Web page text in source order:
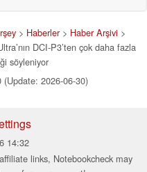
> Haberler> Haber Arşivi >
DCI-P3’ten çok daha fazla
söyleniyor
(Update: 2026-06-30)
14:32
links, Notebookcheck may